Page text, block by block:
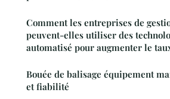
Comment les entreprises de
peuvent-elles utiliser des
automatisé pour augmenter le
Bouée de balisage équipement
et fiabilité